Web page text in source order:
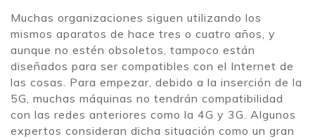
Muchas organizaciones siguen utilizando los
mismos aparatos de hace tres o cuatro años, y
aunque no estén obsoletos, tampoco están
diseñados para ser compatibles con el Internet de
las cosas. Para empezar, debido a la inserción de la
5G, muchas máquinas no tendrán compatibilidad
con las redes anteriores como la 4G y 3G. Algunos
expertos consideran dicha situación como un gran